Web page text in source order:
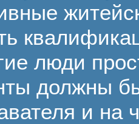
люди
должны
и на